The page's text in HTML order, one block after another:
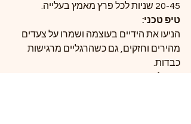
20-45 שניות לכל פרץ מאמץ בעלייה.
טיפ טכני:
הניעו את הידיים בעוצמה ושמרו על צעדים
מהירים וחזקים, גם כשהרגליים מרגישות
כבדות.